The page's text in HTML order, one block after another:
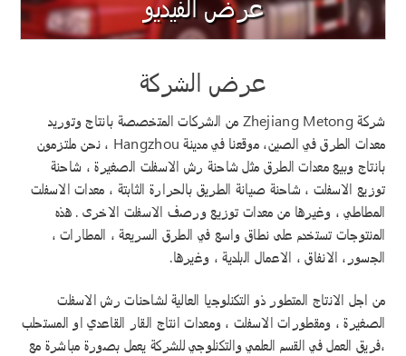
عرض الشركة
شركة Zhejiang Metong من الشركات المتخصصة بانتاج وتوريد
معدات الطرق في الصين، موقعنا في مدينة Hangzhou ، نحن ملتزمون
بانتاج وبيع معدات الطرق مثل شاحنة رش الاسفلت الصغيرة ، شاحنة
توزيع الاسفلت ، شاحنة صيانة الطريق بالحرارة الثابتة ، معدات الاسفلت
المطاطي ، وغيرها من معدات توزيع ورصف الاسفلت الاخرى . هذه
المنتوجات تستخدم على نطاق واسع في الطرق السريعة ، المطارات ،
الجسور، الانفاق ، الاعمال البلدية ، وغيرها.
من اجل الانتاج المتطور ذو التكنلوجيا العالية لشاحنات رش الاسفلت
الصغيرة ، ومقطورات الاسفلت ، ومعدات انتاج القار القاعدي او المستحلب
،فريق العمل في القسم العلمي والتكنلوجي للشركة يعمل بصورة مباشرة مع